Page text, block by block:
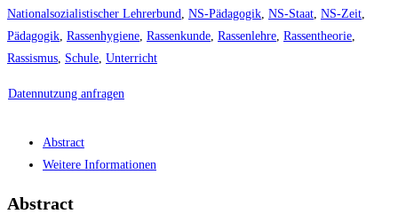
Nationalsozialistischer Lehrerbund, NS-Pädagogik, NS-Staat, NS-Zeit,
Pädagogik, Rassenhygiene, Rassenkunde, Rassenlehre, Rassentheorie,
Rassismus, Schule, Unterricht
Datennutzung anfragen
Abstract
Weitere Informationen
Abstract